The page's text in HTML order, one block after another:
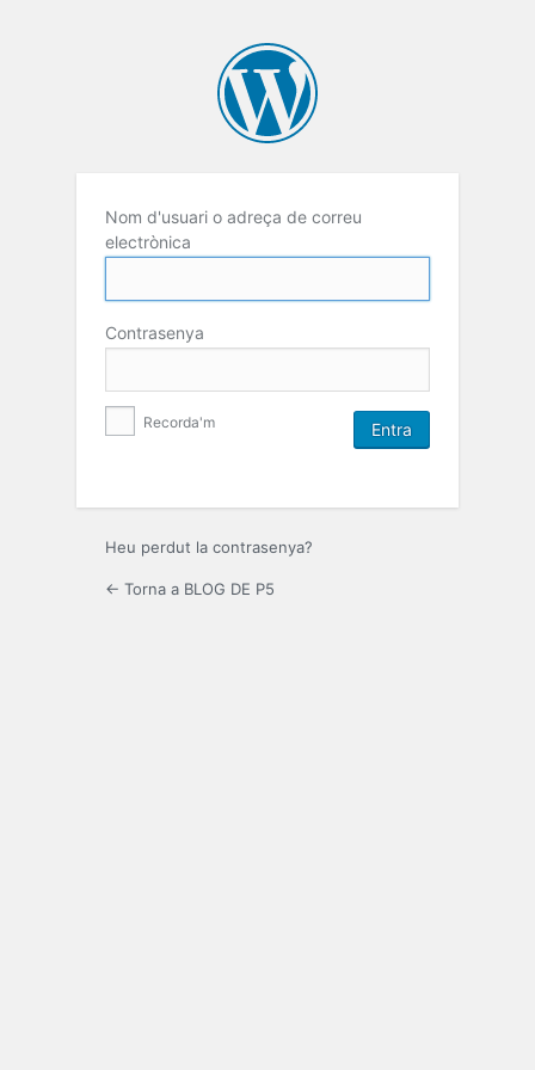
Nom d'usuari o adreça de correu
electrònica
Contrasenya
Recorda'm
Heu perdut la contrasenya?
← Torna a BLOG DE P5